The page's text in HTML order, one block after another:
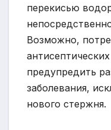
перекисью
Возможно,
предупредить
заболевания,
нового стержня.